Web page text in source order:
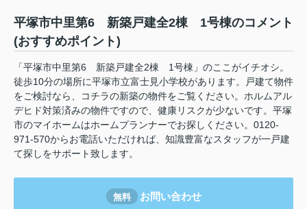
平塚市中里第6 新築戸建全2棟 1号棟のコメント
(おすすめポイント)
「平塚市中里第6 新築戸建全2棟 1号棟」のここがイチオシ。
徒歩10分の場所に平塚市立富士見小学校があります。戸建て物件
をご検討なら、コチラの新築の物件をご覧ください。ホルムアル
デヒド対策済みの物件ですので、健康リスクが少ないです。平塚
市のマイホームはホームプランナーでお探しください。0120-
971-570からお電話いただければ、知識豊富なスタッフが一戸建
て探しをサポート致します。
無料 お問い合わせ